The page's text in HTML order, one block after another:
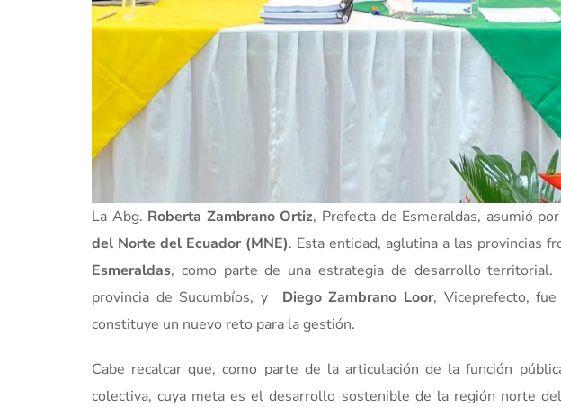
La Abg. Roberta Zambrano Ortiz, Prefecta de Esmeraldas, asumió
del Norte del Ecuador (MNE). Esta entidad, aglutina a las provincias
Esmeraldas, como parte de una estrategia de desarrollo
provincia de Sucumbíos, y Diego Zambrano Loor, Viceprefecto,
constituye un nuevo reto para la gestión.
Cabe recalcar que, como parte de la articulación de la función
colectiva, cuya meta es el desarrollo sostenible de la región norte